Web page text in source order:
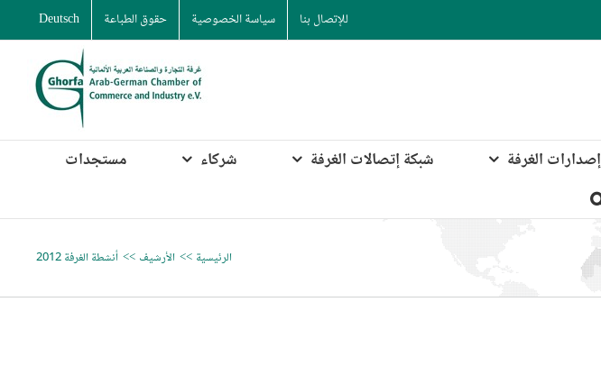
للإتصال بنا سياسة الخصوصية حقوق الطباعة Deutsch
إصدارات الغرفة شبكة إتصالات الغرفة شركاء مستجدات
الرئيسية الأرشيف أنشطة الغرفة 2012